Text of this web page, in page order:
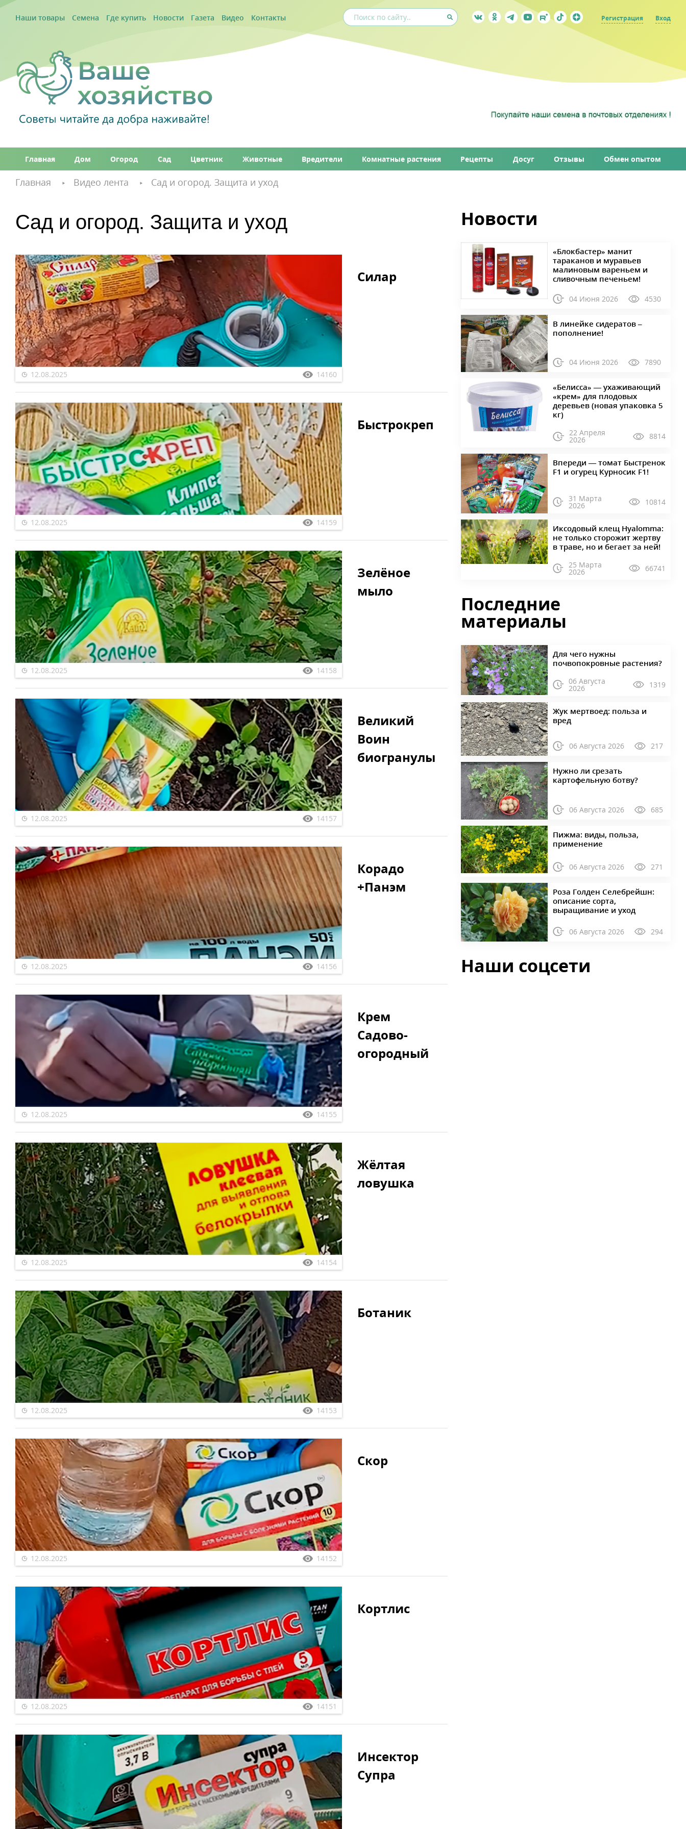
Наши товары Семена Где купить Новости Газета Видео Контакты Регистрация Вход
Главная Дом Огород Сад Цветник Животные Вредители Комнатные растения Рецепты Досуг Отзывы Обмен опытом
Главная Видео лента Сад и огород. Защита и уход
Сад и огород. Защита и уход
12.08.2025 14160
Силар
12.08.2025 14159
Быстрокреп
12.08.2025 14158
Зелёное
мыло
12.08.2025 14157
Великий
Воин
биогранулы
12.08.2025 14156
Корадо
+Панэм
12.08.2025 14155
Крем
Садово-
огородный
12.08.2025 14154
Жёлтая
ловушка
12.08.2025 14153
Ботаник
12.08.2025 14152
Скор
12.08.2025 14151
Кортлис
Инсектор
Супра
Новости
«Блокбастер» манит
тараканов и муравьев
малиновым вареньем и
сливочным печеньем!
04 Июня 2026 4530
В линейке сидератов –
пополнение!
04 Июня 2026 7890
«Белисса» — ухаживающий
«крем» для плодовых
деревьев (новая упаковка 5
кг)
22 Апреля
2026 8814
Впереди — томат Быстренок
F1 и огурец Курносик F1!
31 Марта
2026 10814
Иксодовый клещ Hyalomma:
не только сторожит жертву
в траве, но и бегает за ней!
25 Марта
2026 66741
Последние
материалы
Для чего нужны
почвопокровные растения?
06 Августа
2026 1319
Жук мертвоед: польза и
вред
06 Августа 2026 217
Нужно ли срезать
картофельную ботву?
06 Августа 2026 685
Пижма: виды, польза,
применение
06 Августа 2026 271
Роза Голден Селебрейшн:
описание сорта,
выращивание и уход
06 Августа 2026 294
Наши соцсети